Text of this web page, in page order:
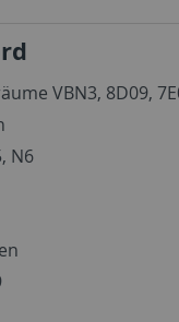
VBN3, 8D09,
N6